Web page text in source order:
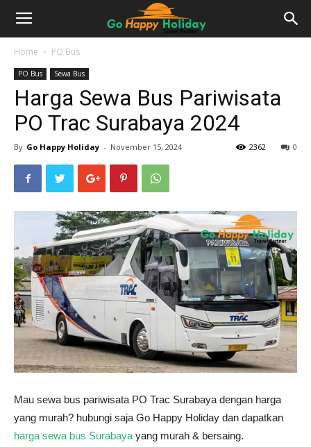
Home PO Bus
PO Bus Sewa Bus
Harga Sewa Bus Pariwisata
PO Trac Surabaya 2024
By Go Happy Holiday - November 15, 2024 0
2362
Mau sewa bus pariwisata PO Trac Surabaya dengan harga
yang murah? hubungi saja Go Happy Holiday dan dapatkan
harga sewa bus Surabaya yang murah & bersaing.